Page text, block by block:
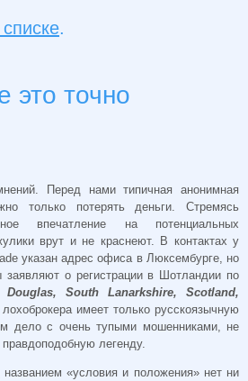
.
это точно
Перед нами типичная анонимная
только потерять деньги. Стремясь
впечатление на потенциальных
врут и не краснеют. В контактах у
указан адрес офиса в Люксембурге, но
о регистрации в Шотландии по
South Lanarkshire, Scotland,
имеет только русскоязычную
дело с очень тупыми мошенниками, не
легенду.
«условия и положения» нет ни